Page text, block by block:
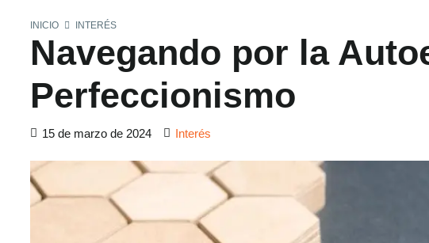
INICIO INTERÉS
Navegando por la
Perfeccionismo
15 de marzo de 2024 Interés